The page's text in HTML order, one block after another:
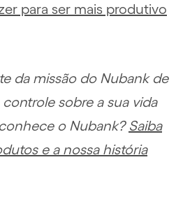
para ser mais produtivo
da missão do Nubank de
sobre a sua vida
o Nubank? Saiba
e a nossa história